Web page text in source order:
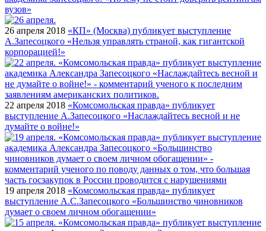
вузов»
26 апреля 2018 «КП» (Москва) публикует выступление
А.Запесоцкого «Нельзя управлять страной, как гигантской
корпорацией!»
22 апреля 2018 «Комсомольская правда» публикует
выступление А.Запесоцкого «Наслаждайтесь весной и не
думайте о войне!»
19 апреля 2018 «Комсомольская правда» публикует
выступление А.С.Запесоцкого «Большинство чиновников
думает о своем личном обогащении»